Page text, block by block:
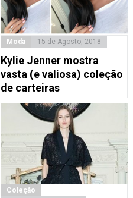
Moda 15 de Agosto, 2018
Kylie Jenner mostra
vasta (e valiosa) coleção
de carteiras
Coleção